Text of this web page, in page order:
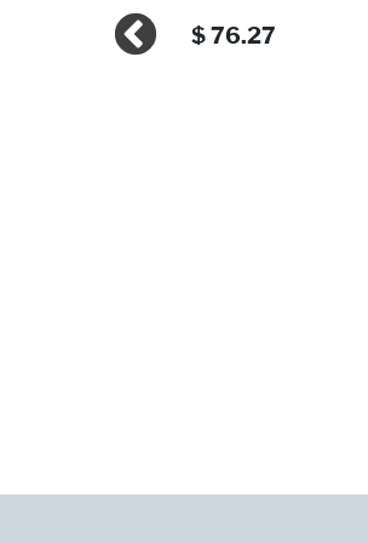
$ 76.27